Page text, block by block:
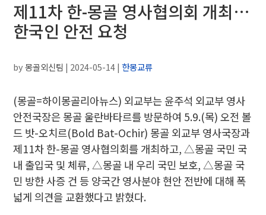
제11차 한-몽골 영사협의회 개최…
한국인 안전 요청
by몽골외신팀 | 2024-05-14|한몽교류
(몽골=하이몽골리아뉴스) 외교부는 윤주석 외교부 영사
안전국장은 몽골 울란바타르를 방문하여 5.9.(목) 오전 볼
드 밧-오치르(Bold Bat-Ochir) 몽골 외교부 영사국장과
제11차 한-몽골 영사협의회를 개최하고, △몽골 국민 국
내 출입국 및 체류, △몽골 내 우리 국민 보호, △몽골 국
민 방한 사증 건 등 양국간 영사분야 현안 전반에 대해 폭
넓게 의견을 교환했다고 밝혔다.